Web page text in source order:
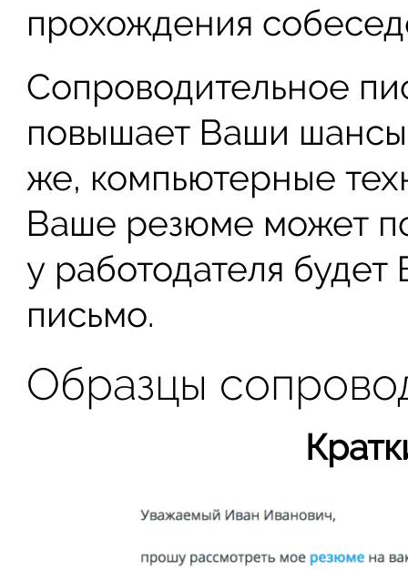
прохождения
Сопроводительное
повышает Ваши шансы
же, компьютерные
Ваше резюме может
у работодателя
письмо.
Образцы